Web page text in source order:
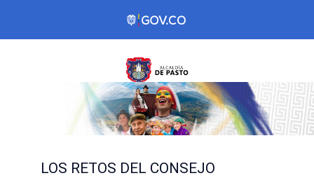
LOS RETOS DEL CONSEJO